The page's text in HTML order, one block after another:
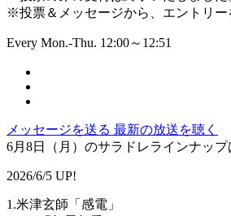
※投票＆メッセージから、エントリー
Every Mon.-Thu. 12:00～12:51
メッセージを送る 最新の放送を聴く
6月8日（月）のサラドレラインナップ
2026/6/5 UP!
1.米津玄師「感電」